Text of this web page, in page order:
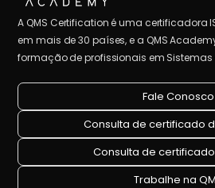
A QMS Certification é uma certificadora
em mais de 30 países, e a QMS
formação de profissionais em Sistemas
Fale Conosco
Consulta de certificado
Consulta de
Trabalhe na